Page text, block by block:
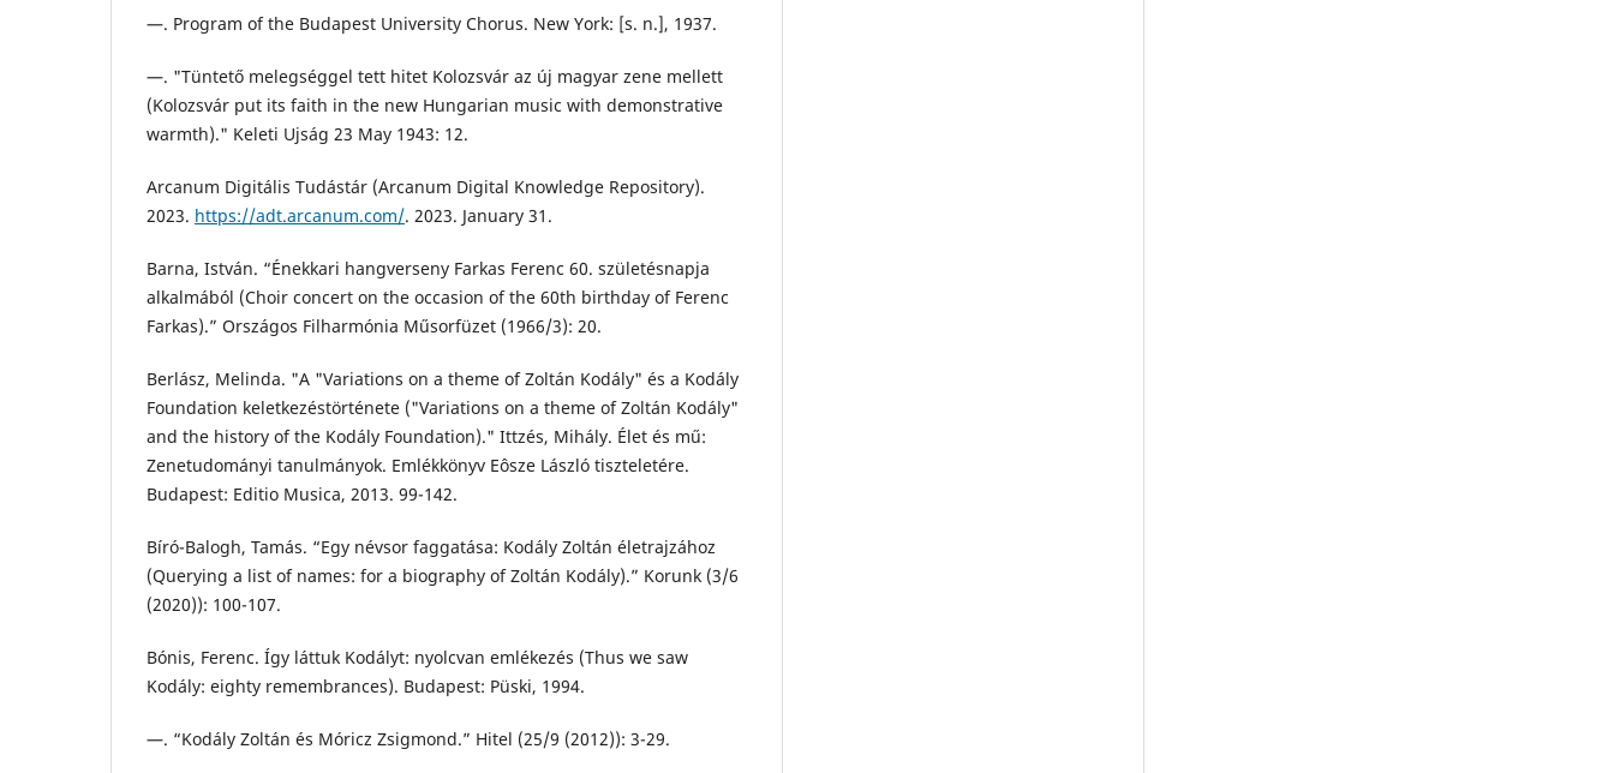
—. Program of the Budapest University Chorus. New York: [s. n.], 1937.
—. "Tüntető melegséggel tett hitet Kolozsvár az új magyar zene mellett
(Kolozsvár put its faith in the new Hungarian music with demonstrative
warmth)." Keleti Ujság 23 May 1943: 12.
Arcanum Digitális Tudástár (Arcanum Digital Knowledge Repository).
2023. https://adt.arcanum.com/. 2023. January 31.
Barna, István. “Énekkari hangverseny Farkas Ferenc 60. születésnapja
alkalmából (Choir concert on the occasion of the 60th birthday of Ferenc
Farkas).” Országos Filharmónia Műsorfüzet (1966/3): 20.
Berlász, Melinda. "A "Variations on a theme of Zoltán Kodály" és a Kodály
Foundation keletkezéstörténete ("Variations on a theme of Zoltán Kodály"
and the history of the Kodály Foundation)." Ittzés, Mihály. Élet és mű:
Zenetudományi tanulmányok. Emlékkönyv Eôsze László tiszteletére.
Budapest: Editio Musica, 2013. 99-142.
Bíró-Balogh, Tamás. “Egy névsor faggatása: Kodály Zoltán életrajzához
(Querying a list of names: for a biography of Zoltán Kodály).” Korunk (3/6
(2020)): 100-107.
Bónis, Ferenc. Így láttuk Kodályt: nyolcvan emlékezés (Thus we saw
Kodály: eighty remembrances). Budapest: Püski, 1994.
—. “Kodály Zoltán és Móricz Zsigmond.” Hitel (25/9 (2012)): 3-29.